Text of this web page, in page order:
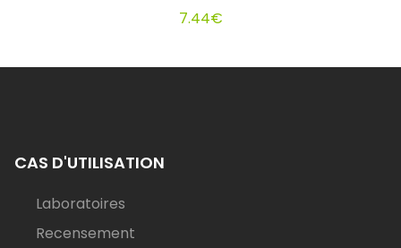
7.44€
CAS D'UTILISATION
Laboratoires
Recensement